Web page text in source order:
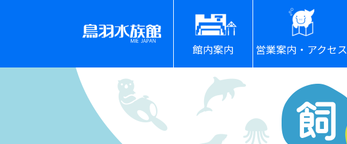
館内案内 営業案内・アクセス